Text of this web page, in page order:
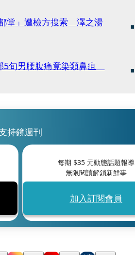
堂」遭檢方搜索 澤之湯
5旬男腰腹痛竟染類鼻疽
持鏡週刊
每期 $35元動態話題報導
無限閱讀解鎖新鮮事
加入訂閱會員